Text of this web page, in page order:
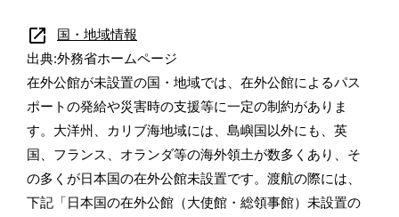
open_in_new
国・地域情報
出典:外務省ホームページ
在外公館が未設置の国・地域では、在外公館によるパス
ポートの発給や災害時の支援等に一定の制約がありま
す。大洋州、カリブ海地域には、島嶼国以外にも、英
国、フランス、オランダ等の海外領土が数多くあり、そ
の多くが日本国の在外公館未設置です。渡航の際には、
下記「日本国の在外公館（大使館・総領事館）未設置の